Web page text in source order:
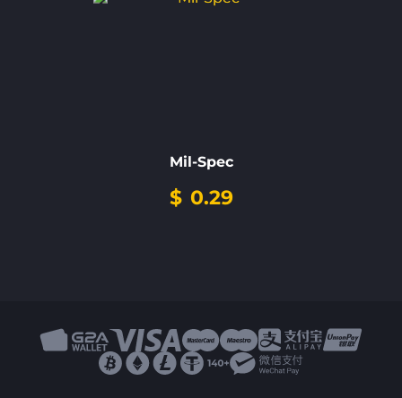
Mil-Spec
$ 0.29